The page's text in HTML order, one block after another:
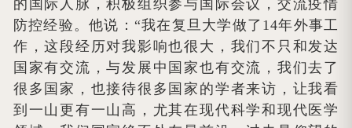
的国际人脉，积极组织参与国际会议，交流疫情
防控经验。他说：“我在复旦大学做了14年外事工
作，这段经历对我影响也很大，我们不只和发达
国家有交流，与发展中国家也有交流，我们去了
很多国家，也接待很多国家的学者来访，让我看
到一山更有一山高，尤其在现代科学和现代医学